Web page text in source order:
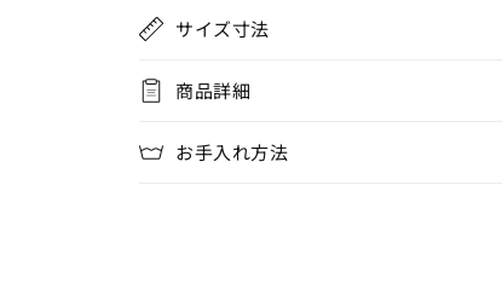
サイズ寸法
商品詳細
お手入れ方法